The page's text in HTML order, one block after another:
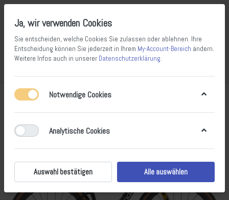
Ja, wir verwenden Cookies
Sie entscheiden, welche Cookies Sie zulassen oder ablehnen. Ihre
Entscheidung können Sie jederzeit in Ihrem My-Account-Bereich ändern.
Weitere Infos auch in unserer Datenschutzerklärung.
Notwendige Cookies
Analytische Cookies
Auswahl bestätigen Alle auswählen